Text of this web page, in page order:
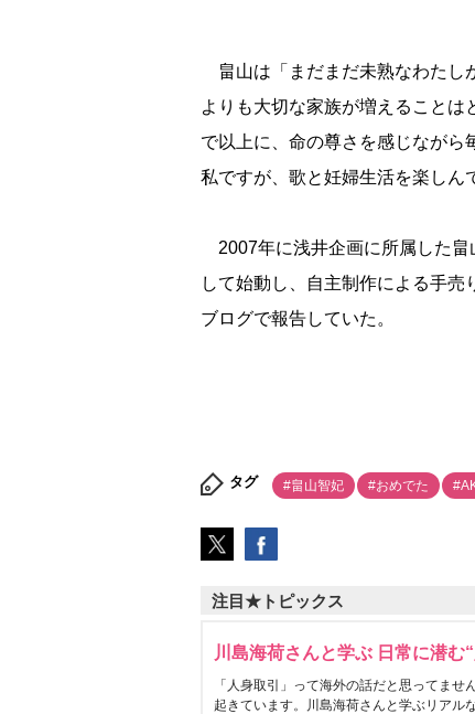
畠山は「まだまだ未熟なわたし
よりも大切な家族が増えることは
で以上に、命の尊さを感じながら
私ですが、歌と妊婦生活を楽しん
2007年に浅井企画に所属した畠
して始動し、自主制作による手
ブログで報告していた。
タグ #畠山智妃 #おめでた
注目★トピックス
川島海荷さんと学ぶ 日常に潜む
「人身取引」って海外の話だと思ってま
起きています。川島海荷さんと学ぶリアルな